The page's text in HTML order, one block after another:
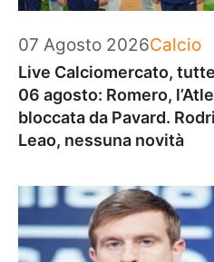
07 Agosto 2026Calcio
Live Calciomercato,
06 agosto: Romero,
bloccata da Pavard.
Leao, nessuna novità